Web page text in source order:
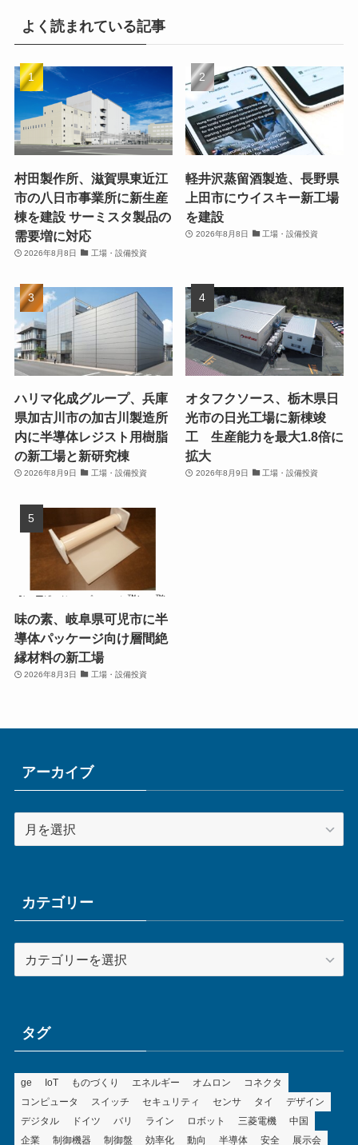
よく読まれている記事
村田製作所、滋賀県東近江
市の八日市事業所に新生産
棟を建設 サーミスタ製品の
需要増に対応
2026年8月8日 工場・設備投資
軽井沢蒸留酒製造、長野県
上田市にウイスキー新工場
を建設
2026年8月8日 工場・設備投資
ハリマ化成グループ、兵庫
県加古川市の加古川製造所
内に半導体レジスト用樹脂
の新工場と新研究棟
2026年8月9日 工場・設備投資
オタフクソース、栃木県日
光市の日光工場に新棟竣
工 生産能力を最大1.8倍に
拡大
2026年8月9日 工場・設備投資
味の素、岐阜県可児市に半
導体パッケージ向け層間絶
縁材料の新工場
2026年8月3日 工場・設備投資
アーカイブ
ブカテゴリー
テ
ータグ
ge IoT ものづくり エネルギー オムロン
コネクタ
コンピュータ
スイッチ セキュリティ センサ タイ
デザイン
デジタル
ドイツ バリ ライン ロボット 三菱電機
中国
企業
制御機器 制御盤 効率化 動向 半導体 安全 展示会